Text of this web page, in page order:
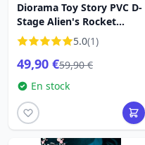
Diorama Toy Story PVC D-
Stage Alien's Rocket
Edición Deluxe 15 cm
5.0(1)
49,90 €59,90 €
En stock